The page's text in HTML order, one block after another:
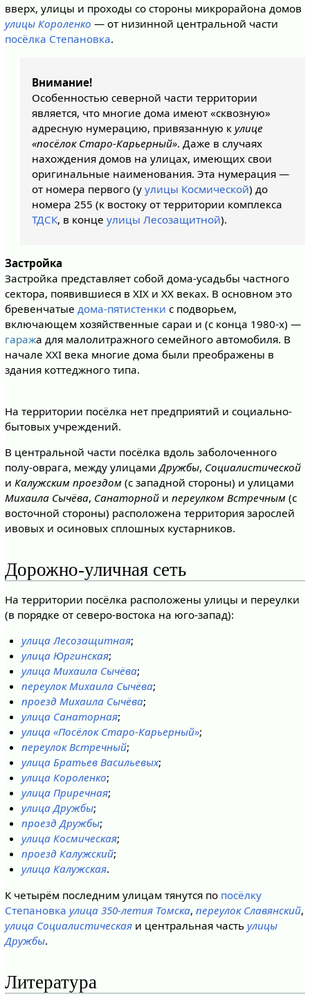
вверх, улицы и проходы со стороны микрорайона домов
улицы Короленко — от низинной центральной части
посёлка Степановка.
Внимание!
Особенностью северной части территории
является, что многие дома имеют «сквозную»
адресную нумерацию, привязанную к улице
«посёлок Старо-Карьерный». Даже в случаях
нахождения домов на улицах, имеющих свои
оригинальные наименования. Эта нумерация —
от номера первого (у улицы Космической) до
номера 255 (к востоку от территории комплекса
ТДСК, в конце улицы Лесозащитной).
Застройка
Застройка представляет собой дома-усадьбы частного
сектора, появившиеся в XIX и XX веках. В основном это
бревенчатые дома-пятистенки с подворьем,
включающем хозяйственные сараи и (с конца 1980-х) —
гаража для малолитражного семейного автомобиля. В
начале XXI века многие дома были преображены в
здания коттеджного типа.
На территории посёлка нет предприятий и социально-
бытовых учреждений.
В центральной части посёлка вдоль заболоченного
полу-оврага, между улицами Дружбы, Социалистической
и Калужским проездом(с западной стороны) и улицами
Михаила Сычёва, Санаторнойи переулком Встречным(с
восточной стороны) расположена территория зарослей
ивовых и осиновых сплошных кустарников.
Дорожно-уличная сеть
На территории посёлка расположены улицы и переулки
(в порядке от северо-востока на юго-запад):
улица Лесозащитная;
улица Юргинская;
улица Михаила Сычёва;
переулок Михаила Сычёва;
проезд Михаила Сычёва;
улица Санаторная;
улица «Посёлок Старо-Карьерный»;
переулок Встречный;
улица Братьев Васильевых;
улица Короленко;
улица Приречная;
улица Дружбы;
проезд Дружбы;
улица Космическая;
проезд Калужский;
улица Калужская.
К четырём последним улицам тянутся по посёлку
Степановка улица 350-летия Томска, переулок Славянский,
улица Социалистическаяи центральная часть улицы
Дружбы.
Литература